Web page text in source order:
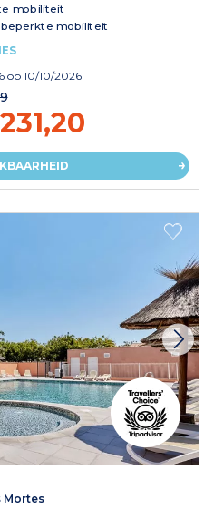
mobiliteit
beperkte mobiliteit
op 10/10/2026
Mortes